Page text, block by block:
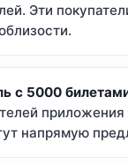
Эти
с 5000
напрямую